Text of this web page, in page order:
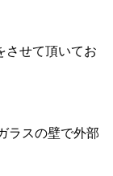
させて頂いてお
ラスの壁で外部